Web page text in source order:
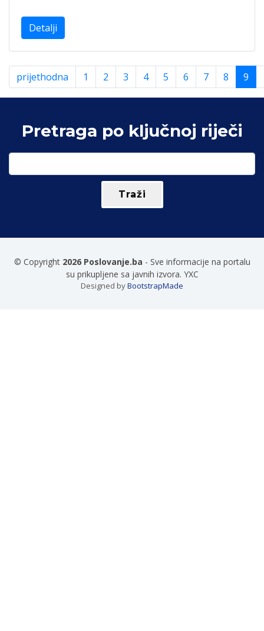
Detalji
prijethodna 1 2 3 4 5 6 7 8 9
Pretraga po ključnoj riječi
© Copyright 2026 Poslovanje.ba - Sve informacije na portalu
su prikupljene sa javnih izvora. YXC
Designed byBootstrapMade